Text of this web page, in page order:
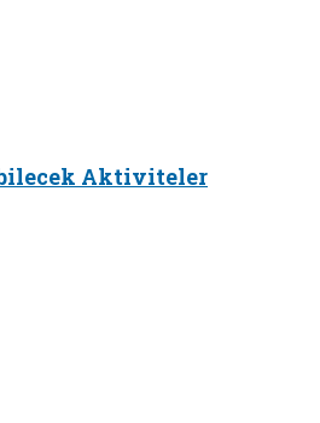
Aktiviteler